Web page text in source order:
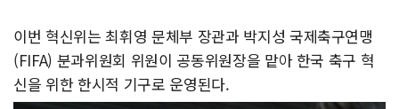
이번 혁신위는 최휘영 문체부 장관과 박지성 국제축구연맹
(FIFA) 분과위원회 위원이 공동위원장을 맡아 한국 축구 혁
신을 위한 한시적 기구로 운영된다.